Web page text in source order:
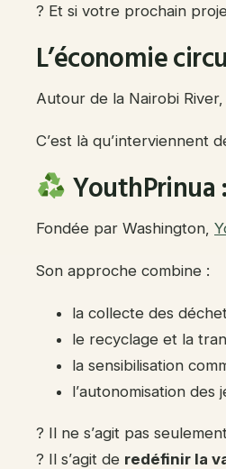
? Et si votre prochain
L’économie
Autour de la Nairobi
C’est là qu’interviennent
YouthPrinua
Fondée par Washington,
Son approche combine :
la collecte des
le recyclage et la
la sensibilisation
l’autonomisation des
? Il ne s’agit pas
? Il s’agit de redéfinir la